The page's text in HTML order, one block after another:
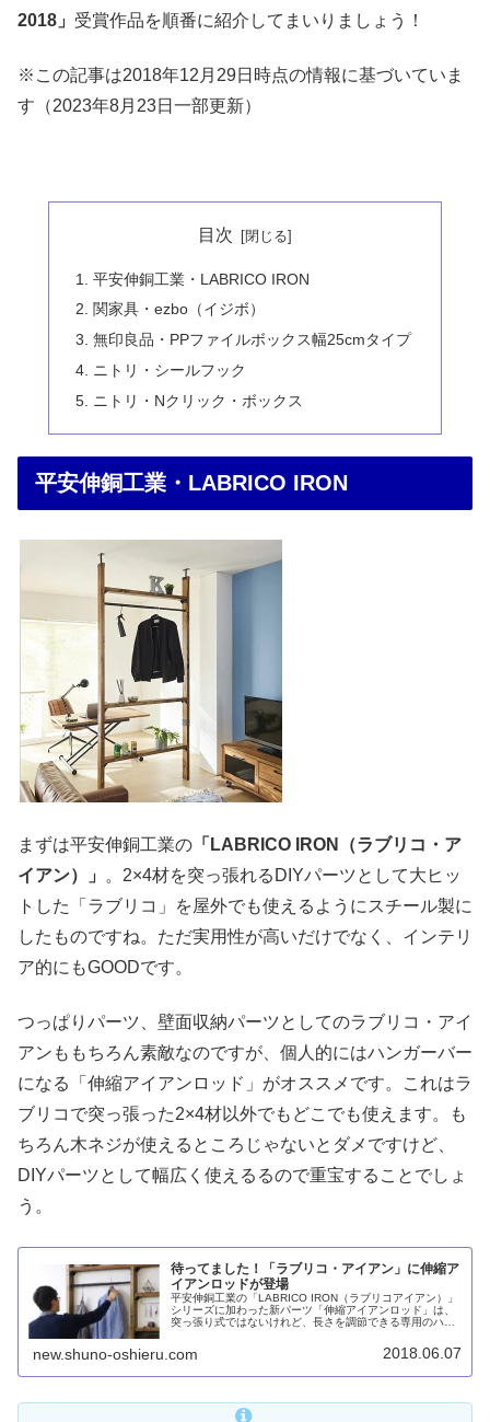
2018」 受賞作品を順番に紹介してまいりましょう！
※この記事は2018年12月29日時点の情報に基づいていま
す（2023年8月23日一部更新）
目次
平安伸銅工業・LABRICO IRON
関家具・ezbo（イジボ）
無印良品・PPファイルボックス幅25cmタイプ
ニトリ・シールフック
ニトリ・Nクリック・ボックス
平安伸銅工業・LABRICO IRON
まずは平安伸銅工業の 「LABRICO IRON（ラブリコ・ア
イアン）」
。2×4材を突っ張れるDIYパーツとして大ヒッ
トした「ラブリコ」を屋外でも使えるようにスチール製に
したものですね。ただ実用性が高いだけでなく、インテリ
ア的にもGOODです。
つっぱりパーツ、壁面収納パーツとしてのラブリコ・アイ
アンももちろん素敵なのですが、個人的にはハンガーバー
になる「伸縮アイアンロッド」がオススメです。これはラ
ブリコで突っ張った2×4材以外でもどこでも使えます。も
ちろん木ネジが使えるところじゃないとダメですけど、
DIYパーツとして幅広く使えるるので重宝することでしょ
う。
待ってました！「ラブリコ・アイアン」に伸縮ア
イアンロッドが登場
平安伸銅工業の「LABRICO IRON（ラブリコアイアン）」
シリーズに加わった新パーツ「伸縮アイアンロッド」は、
突っ張り式ではないけれど、長さを調節できる専用のハン
new.shuno-oshieru.com 2018.06.07